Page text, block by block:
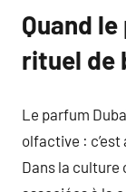
Quand
rituel de
Le parfum
olfactive :
Dans la culture